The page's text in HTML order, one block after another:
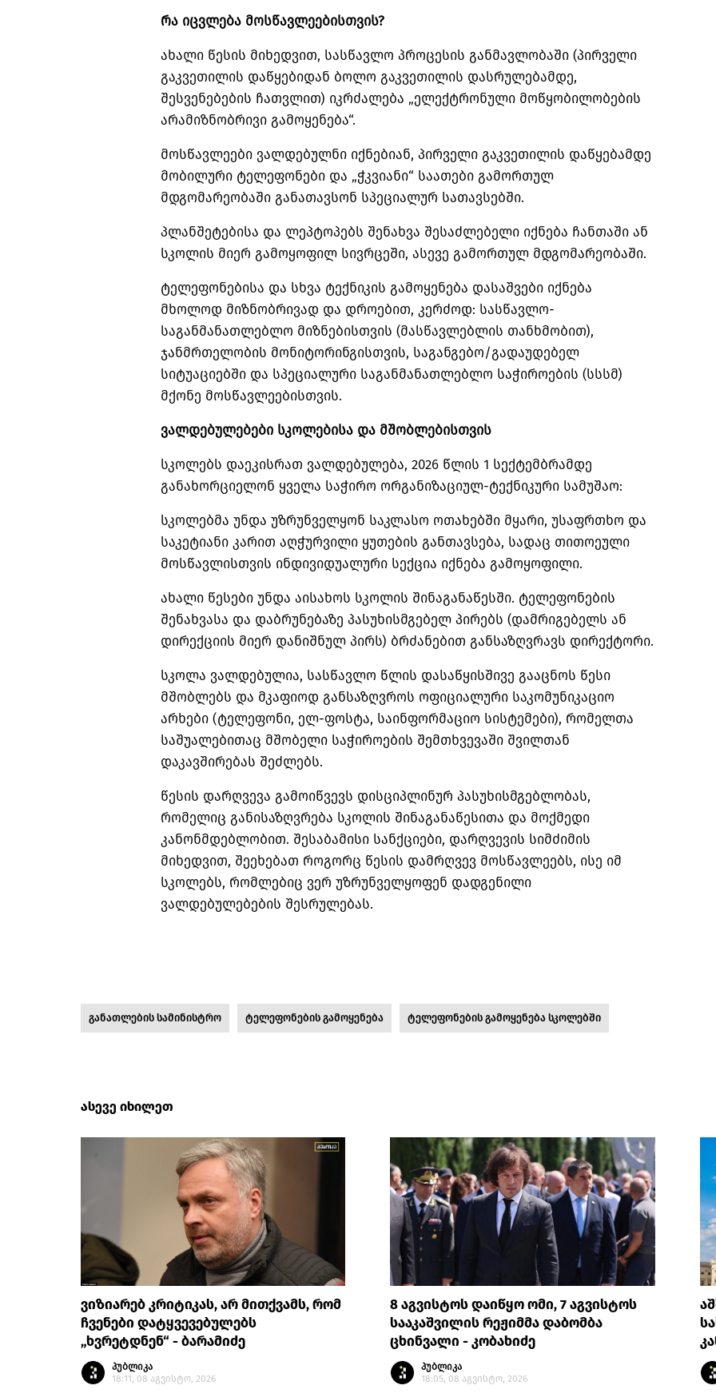
რა იცვლება მოსწავლეებისთვის?
ახალი წესის მიხედვით, სასწავლო პროცესის განმავლობაში (პირველი
გაკვეთილის დაწყებიდან ბოლო გაკვეთილის დასრულებამდე,
შესვენებების ჩათვლით) იკრძალება „ელექტრონული მოწყობილობების
არამიზნობრივი გამოყენება“.
მოსწავლეები ვალდებულნი იქნებიან, პირველი გაკვეთილის დაწყებამდე
მობილური ტელეფონები და „ჭკვიანი“ საათები გამორთულ
მდგომარეობაში განათავსონ სპეციალურ სათავსებში.
პლანშეტებისა და ლეპტოპებს შენახვა შესაძლებელი იქნება ჩანთაში ან
სკოლის მიერ გამოყოფილ სივრცეში, ასევე გამორთულ მდგომარეობაში.
ტელეფონებისა და სხვა ტექნიკის გამოყენება დასაშვები იქნება
მხოლოდ მიზნობრივად და დროებით, კერძოდ: სასწავლო-
საგანმანათლებლო მიზნებისთვის (მასწავლებლის თანხმობით),
ჯანმრთელობის მონიტორინგისთვის, საგანგებო/გადაუდებელ
სიტუაციებში და სპეციალური საგანმანათლებლო საჭიროების (სსსმ)
მქონე მოსწავლეებისთვის.
ვალდებულებები სკოლებისა და მშობლებისთვის
სკოლებს დაეკისრათ ვალდებულება, 2026 წლის 1 სექტემბრამდე
განახორციელონ ყველა საჭირო ორგანიზაციულ-ტექნიკური სამუშაო:
სკოლებმა უნდა უზრუნველყონ საკლასო ოთახებში მყარი, უსაფრთხო და
საკეტიანი კარით აღჭურვილი ყუთების განთავსება, სადაც თითოეული
მოსწავლისთვის ინდივიდუალური სექცია იქნება გამოყოფილი.
ახალი წესები უნდა აისახოს სკოლის შინაგანაწესში. ტელეფონების
შენახვასა და დაბრუნებაზე პასუხისმგებელ პირებს (დამრიგებელს ან
დირექციის მიერ დანიშნულ პირს) ბრძანებით განსაზღვრავს დირექტორი.
სკოლა ვალდებულია, სასწავლო წლის დასაწყისშივე გააცნოს წესი
მშობლებს და მკაფიოდ განსაზღვროს ოფიციალური საკომუნიკაციო
არხები (ტელეფონი, ელ-ფოსტა, საინფორმაციო სისტემები), რომელთა
საშუალებითაც მშობელი საჭიროების შემთხვევაში შვილთან
დაკავშირებას შეძლებს.
წესის დარღვევა გამოიწვევს დისციპლინურ პასუხისმგებლობას,
რომელიც განისაზღვრება სკოლის შინაგანაწესითა და მოქმედი
კანონმდებლობით. შესაბამისი სანქციები, დარღვევის სიმძიმის
მიხედვით, შეეხებათ როგორც წესის დამრღვევ მოსწავლეებს, ისე იმ
სკოლებს, რომლებიც ვერ უზრუნველყოფენ დადგენილი
ვალდებულებების შესრულებას.
განათლების სამინისტრო ტელეფონების გამოყენება ტელეფონების გამოყენება სკოლებში
ასევე იხილეთ
ვიზიარებ კრიტიკას, არ მითქვამს, რომ
ჩვენები დატყვევებულებს
„ხვრეტდნენ“ - ბარამიძე
პუბლიკა
18:11, 08 აგვისტო, 2026
8 აგვისტოს დაიწყო ომი, 7 აგვისტოს
სააკაშვილის რეჟიმმა დაბომბა
ცხინვალი - კობახიძე
პუბლიკა
18:05, 08 აგვისტო, 2026